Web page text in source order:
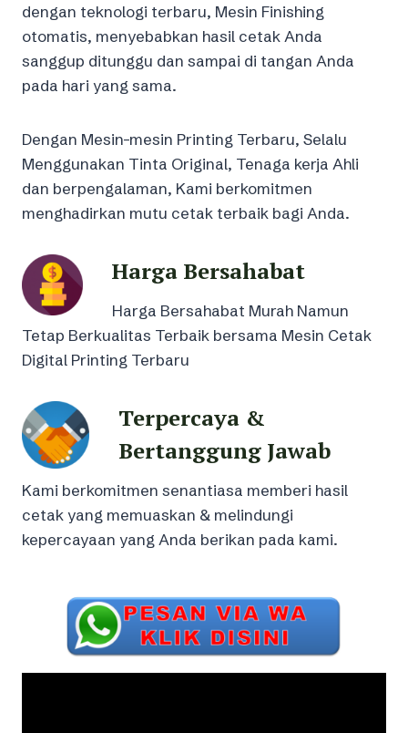
dengan teknologi terbaru, Mesin Finishing
otomatis, menyebabkan hasil cetak Anda
sanggup ditunggu dan sampai di tangan Anda
pada hari yang sama.
Dengan Mesin-mesin Printing Terbaru, Selalu
Menggunakan Tinta Original, Tenaga kerja Ahli
dan berpengalaman, Kami berkomitmen
menghadirkan mutu cetak terbaik bagi Anda.
Harga Bersahabat
Harga Bersahabat Murah Namun
Tetap Berkualitas Terbaik bersama Mesin Cetak
Digital Printing Terbaru
Terpercaya &
Bertanggung Jawab
Kami berkomitmen senantiasa memberi hasil
cetak yang memuaskan & melindungi
kepercayaan yang Anda berikan pada kami.